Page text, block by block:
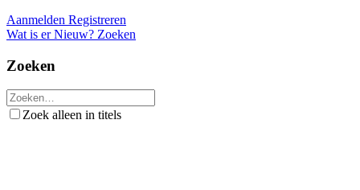
Aanmelden Registreren
Wat is er Nieuw? Zoeken
Zoeken
Zoek alleen in titels